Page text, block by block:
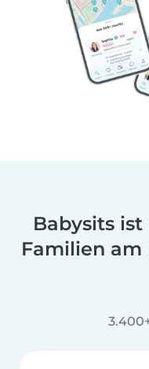
Babysits
Familien am